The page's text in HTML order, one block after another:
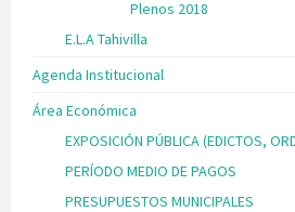
Plenos 2018
E.L.A Tahivilla
Agenda Institucional
Área Económica
EXPOSICIÓN PÚBLICA (EDICTOS,
PERÍODO MEDIO DE PAGOS
PRESUPUESTOS MUNICIPALES